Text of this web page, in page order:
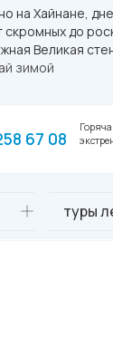
на Хайнане,
скромных до
Великая
зимой
67 08
туры